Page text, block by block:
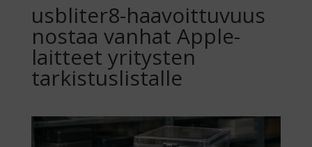
usbliter8-haavoittuvuus
nostaa vanhat Apple-
laitteet yritysten
tarkistuslistalle